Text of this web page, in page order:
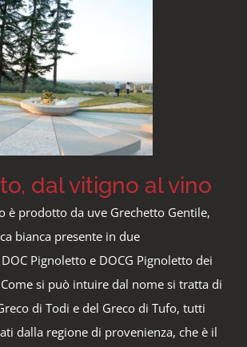
dal vitigno al vino
è prodotto da uve Grechetto Gentile,
bianca presente in due
Pignoletto e DOCG Pignoletto dei
si può intuire dal nome si tratta di
di Todi e del Greco di Tufo, tutti
dalla regione di provenienza, che è il